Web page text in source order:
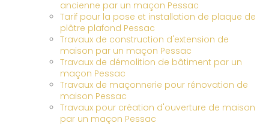
ancienne par un maçon Pessac
Tarif pour la pose et installation de plaque de
plâtre plafond Pessac
Travaux de construction d'extension de
maison par un maçon Pessac
Travaux de démolition de bâtiment par un
maçon Pessac
Travaux de maçonnerie pour rénovation de
maison Pessac
Travaux pour création d'ouverture de maison
par un maçon Pessac